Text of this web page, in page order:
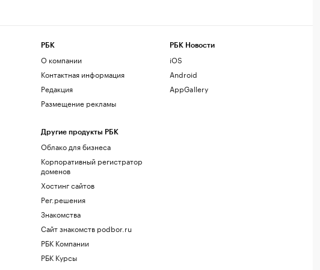
РБК
О компании
Контактная информация
Редакция
Размещение рекламы
Другие продукты РБК
Облако для бизнеса
Корпоративный регистратор
доменов
Хостинг сайтов
Рег.решения
Знакомства
Сайт знакомств podbor.ru
РБК Компании
РБК Курсы
РБК Новости
iOS
Android
AppGallery